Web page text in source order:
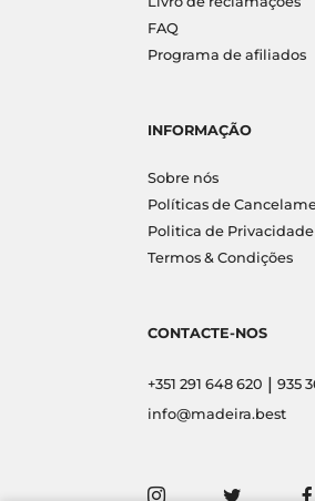
FAQ
Programa de afiliados
INFORMAÇÃO
Sobre nós
Políticas de
Politica de Privacidade
Termos & Condições
CONTACTE-NOS
+351 291 648 620 | 935
info@madeira.best